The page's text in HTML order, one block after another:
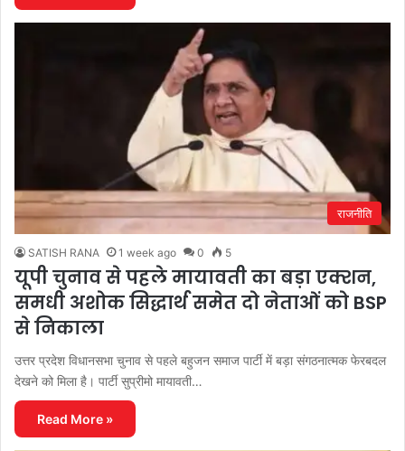
राजनीति
SATISH RANA 1 week ago 0 5
यूपी चुनाव से पहले मायावती का बड़ा एक्शन,
समधी अशोक सिद्धार्थ समेत दो नेताओं को BSP
से निकाला
उत्तर प्रदेश विधानसभा चुनाव से पहले बहुजन समाज पार्टी में बड़ा संगठनात्मक फेरबदल
देखने को मिला है। पार्टी सुप्रीमो मायावती…
Read More »